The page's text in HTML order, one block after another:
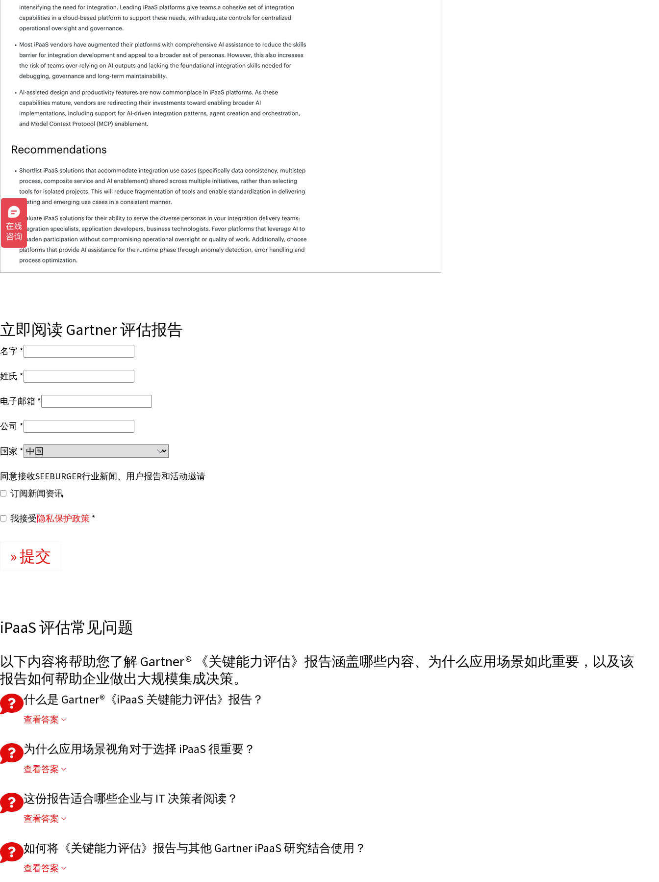
立即阅读 Gartner 评估报告
名字
姓氏
电子邮箱
公司
国家
同意接收SEEBURGER行业新闻、用户报告和活动邀请
订阅新闻资讯
我接受隐私保护政策
提交
iPaaS 评估常见问题
以下内容将帮助您了解 Gartner® 《关键能力评估》报告涵盖哪些内容、为什么应用场景如此重要，以及该
报告如何帮助企业做出大规模集成决策。
什么是 Gartner®《iPaaS 关键能力评估》报告？
Gartner《关键能力评估》（Critical Capabilities）报告指出：“iPaaS 提供应用与数据集成、流程自动化、服务组合以及 AI 应用支持等能力。以下洞察将帮助潜在买家
查看答案
为什么应用场景视角对于选择 iPaaS 很重要？
企业的集成需求差异巨大。基于应用场景的评估方式可以帮助企业判断某个 iPaaS 方案是否真正支持其具体运营需求，例如数据集成、API 管理、外部合作伙伴流程
查看答案
这份报告适合哪些企业与 IT 决策者阅读？
我们认为，这份报告尤其适合软件工程厂商、集成平台厂商、企业架构师以及 IT 决策者 ，特别是那些正在评估复杂企业集成需求下 iPaaS 解决方案的企业。
查看答案
如何将《关键能力评估》报告与其他 Gartner iPaaS 研究结合使用？
Magic Quadrant（魔力象限）主要提供市场整体格局视角，而《关键能力评估》则帮助企业进一步评估 iPaaS 平台在具体企业集成场景中的实际支持能力，从而做出
查看答案